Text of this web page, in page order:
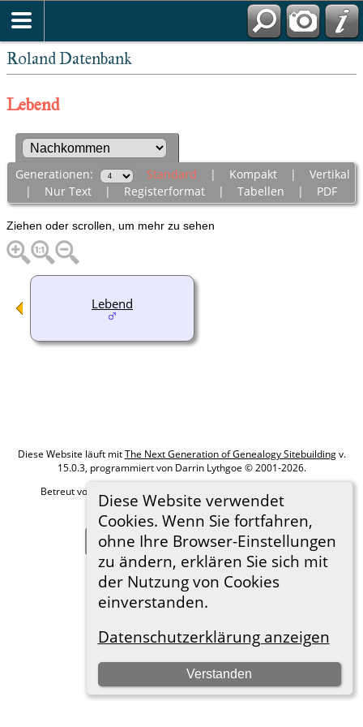
Roland Datenbank
Diese Website verwendet
Cookies. Wenn Sie fortfahren,
ohne Ihre Browser-Einstellungen
zu ändern, erklären Sie sich mit
der Nutzung von Cookies
einverstanden.
Datenschutzerklärung anzeigen
Verstanden
Lebend
Generationen: Standard | Kompakt| Vertikal
| Nur Text| Registerformat| Tabellen | PDF
Ziehen oder scrollen, um mehr zu sehen
Lebend
Diese Website läuft mitThe Next Generation of Genealogy Sitebuildingv.
15.0.3, programmiert von Darrin Lythgoe © 2001-2026.
Betreut von
Roland zu Dortmund e.V. Datenschutzerklärung
Hier geht es zum Impressum
Zur Desktop-Webseite wechseln